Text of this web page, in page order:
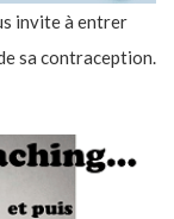
invite à entrer
sa contraception.